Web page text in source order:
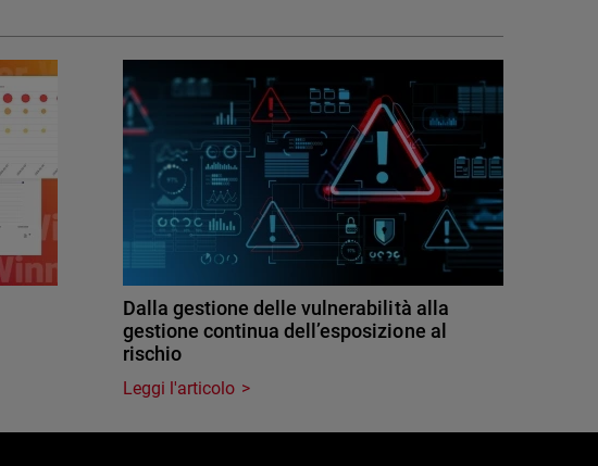
Dalla gestione delle vulnerabilità alla
gestione continua dell’esposizione al
rischio
Leggi l'articolo